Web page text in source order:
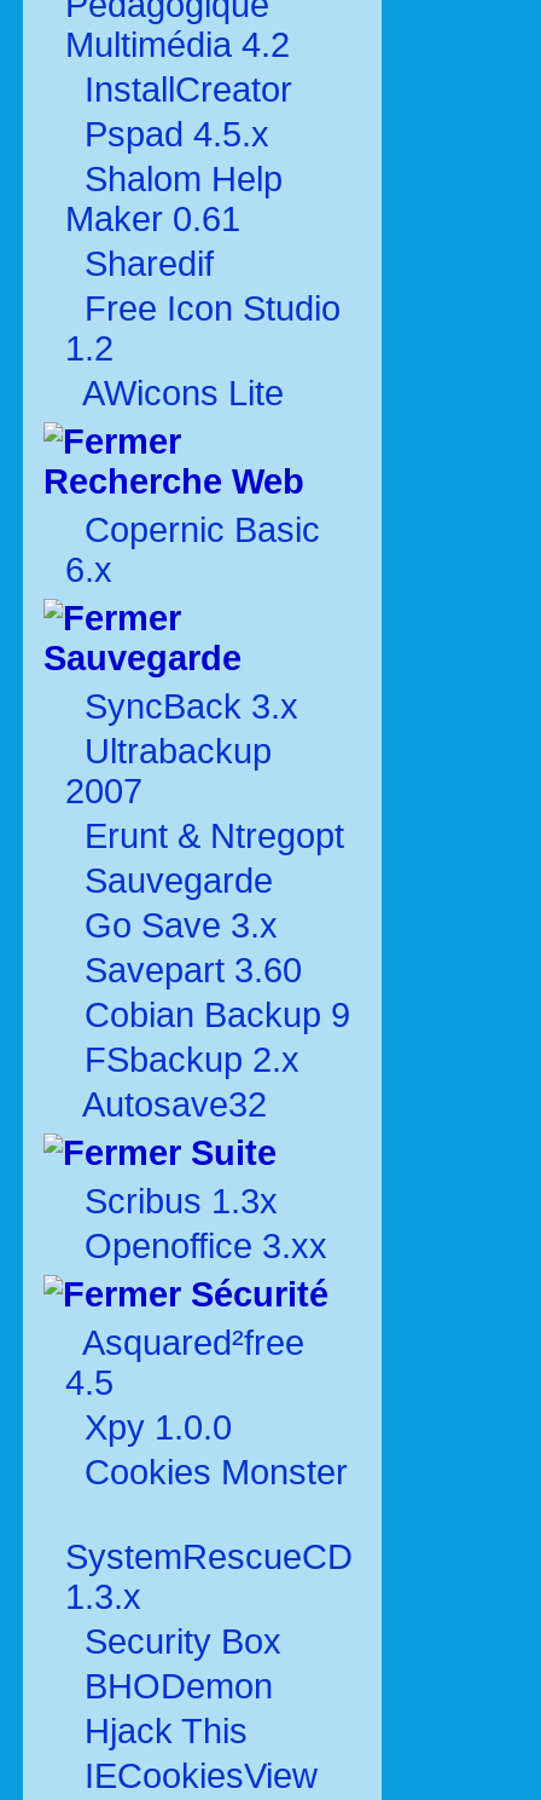
Multimédia 4.2
InstallCreator
Pspad 4.5.x
Shalom Help
Maker 0.61
Sharedif
Free Icon Studio
1.2
AWicons Lite
Recherche Web
Copernic Basic
6.x
Sauvegarde
SyncBack 3.x
Ultrabackup
2007
Erunt & Ntregopt
Sauvegarde
Go Save 3.x
Savepart 3.60
Cobian Backup 9
FSbackup 2.x
Autosave32
Suite
Scribus 1.3x
Openoffice 3.xx
Sécurité
Asquared²free
4.5
Xpy 1.0.0
Cookies Monster
SystemRescueCD
1.3.x
Security Box
BHODemon
Hjack This
IECookiesView